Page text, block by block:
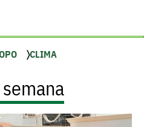
CLIMA